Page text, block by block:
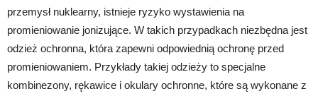
przemysł nuklearny, istnieje ryzyko wystawienia na
promieniowanie jonizujące. W takich przypadkach niezbędna jest
odzież ochronna, która zapewni odpowiednią ochronę przed
promieniowaniem. Przykłady takiej odzieży to specjalne
kombinezony, rękawice i okulary ochronne, które są wykonane z